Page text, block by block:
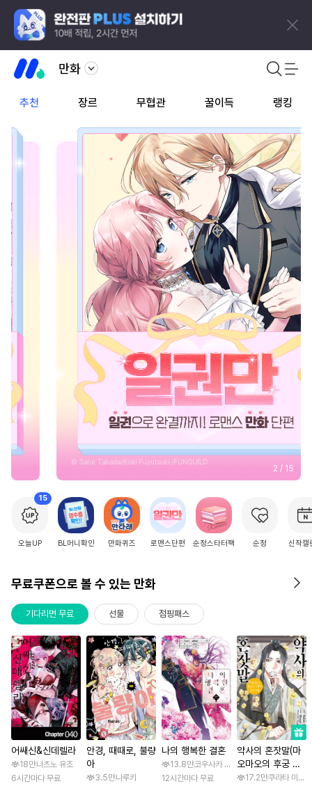
만화
추천 장르 무협관 꿀이득 랭킹
2 / 15
15
오늘UP BL머니확인 만화퀴즈 로맨스단편 순정스타터팩 순정 신작캘
무료쿠폰으로 볼 수 있는 만화
기다리면 무료 선물 점핑패스
어쌔신&신데렐라
18만나츠노 유조
6시간마다 무료
안경, 때때로, 불량
아
3.5만나루키
나의 행복한 결혼
13.8만코우사카 리토 / 아기토기 아쿠미
12시간마다 무료
약사의 혼잣말(마
오마오의 후궁 수
수께끼 풀이수첩)
17.2만쿠라타 미노